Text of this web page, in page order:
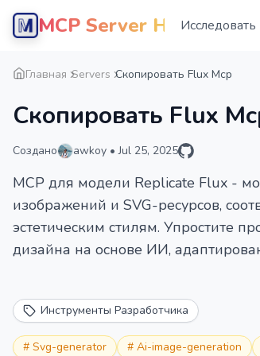
MCP Server HubИсследовать
Главная Servers Скопировать Flux Mcp
Скопировать Flux
Создано awkoy • Jul 25, 2025
MCP для модели Replicate Flux -
изображений и SVG-ресурсов,
эстетическим стилям. Упростите
дизайна на основе ИИ,
Инструменты Разработчика
# Svg-generator # Ai-image-generation